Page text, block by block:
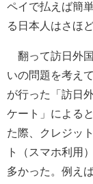
ペイで払えば簡
る日本人はさほ
翻って訪日外
いの問題を考え
が行った「訪日
ケート」による
た際、クレジッ
ト（スマホ利用
多かった。例え